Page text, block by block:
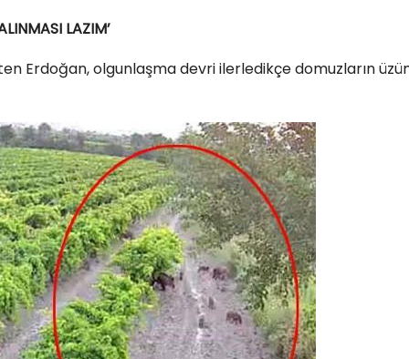
LAZIM’
Erdoğan, olgunlaşma devri ilerledikçe domuzların